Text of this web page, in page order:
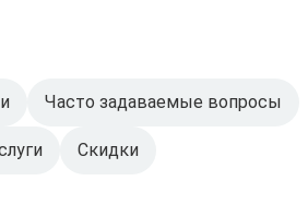
Часто задаваемые вопросы
Скидки